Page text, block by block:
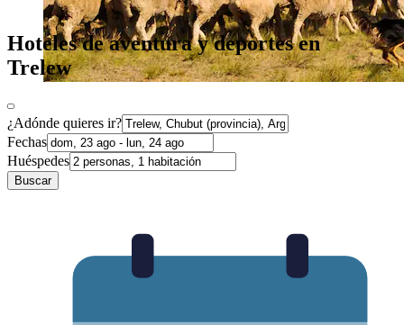
Hoteles de aventura y deportes en
Trelew
¿Adónde quieres ir?
Fechas
Huéspedes
Buscar